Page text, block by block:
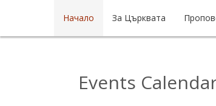
Начало За Църквата
Events